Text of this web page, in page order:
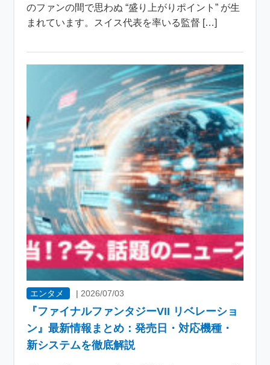
のファンの間で思わぬ “盛り上がりポイント” が生
まれています。スイス代表を率いる監督 […]
エンタメ | 2026/07/03
『ファイナルファンタジーVII リベレーショ
ン』最新情報まとめ：発売日・対応機種・
新システムを徹底解説